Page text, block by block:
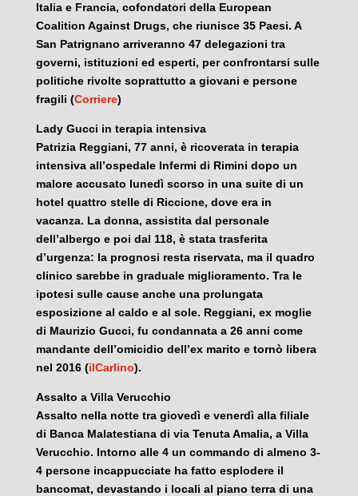
Italia e Francia, cofondatori della European
Coalition Against Drugs, che riunisce 35 Paesi. A
San Patrignano arriveranno 47 delegazioni tra
governi, istituzioni ed esperti, per confrontarsi sulle
politiche rivolte soprattutto a giovani e persone
fragili (Corriere)
Lady Gucci in terapia intensiva
Patrizia Reggiani, 77 anni, è ricoverata in terapia
intensiva all’ospedale Infermi di Rimini dopo un
malore accusato lunedì scorso in una suite di un
hotel quattro stelle di Riccione, dove era in
vacanza. La donna, assistita dal personale
dell’albergo e poi dal 118, è stata trasferita
d’urgenza: la prognosi resta riservata, ma il quadro
clinico sarebbe in graduale miglioramento. Tra le
ipotesi sulle cause anche una prolungata
esposizione al caldo e al sole. Reggiani, ex moglie
di Maurizio Gucci, fu condannata a 26 anni come
mandante dell’omicidio dell’ex marito e tornò libera
nel 2016 (ilCarlino).
Assalto a Villa Verucchio
Assalto nella notte tra giovedì e venerdì alla filiale
di Banca Malatestiana di via Tenuta Amalia, a Villa
Verucchio. Intorno alle 4 un commando di almeno 3-
4 persone incappucciate ha fatto esplodere il
bancomat, devastando i locali al piano terra di una